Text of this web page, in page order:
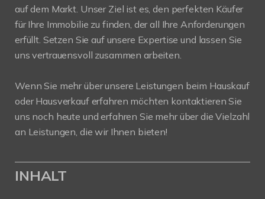
auf dem Markt. Unser Ziel ist es, den perfekten Käufer
für Ihre Immobilie zu finden, der all Ihre Anforderungen
erfüllt. Setzen Sie auf unsere Expertise und lassen Sie
uns vertrauensvoll zusammen arbeiten.
Wenn Sie mehr über unsere Leistungen beim Hauskauf
oder Hausverkauf erfahren möchten kontaktieren Sie
uns noch heute und erfahren Sie mehr über die Vielzahl
an Leistungen, die wir Ihnen bieten!
INHALT